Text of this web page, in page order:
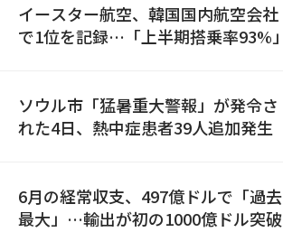
イースター航空、韓国国内航空会社
で1位を記録…「上半期搭乗率93%」
ソウル市「猛暑重大警報」が発令さ
れた4日、熱中症患者39人追加発生
6月の経常収支、497億ドルで「過去
最大」…輸出が初の1000億ドル突破